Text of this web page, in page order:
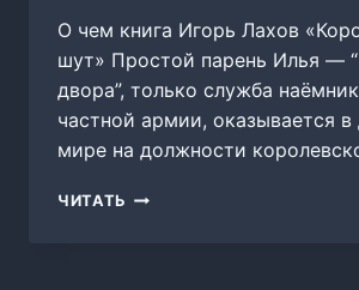
О чем книга Игорь Лахов
шут» Простой парень Илья —
двора”, только служба
частной армии, оказывается в
мире на должности
ЧИТАТЬ КОРОЛЕВСКИЙ